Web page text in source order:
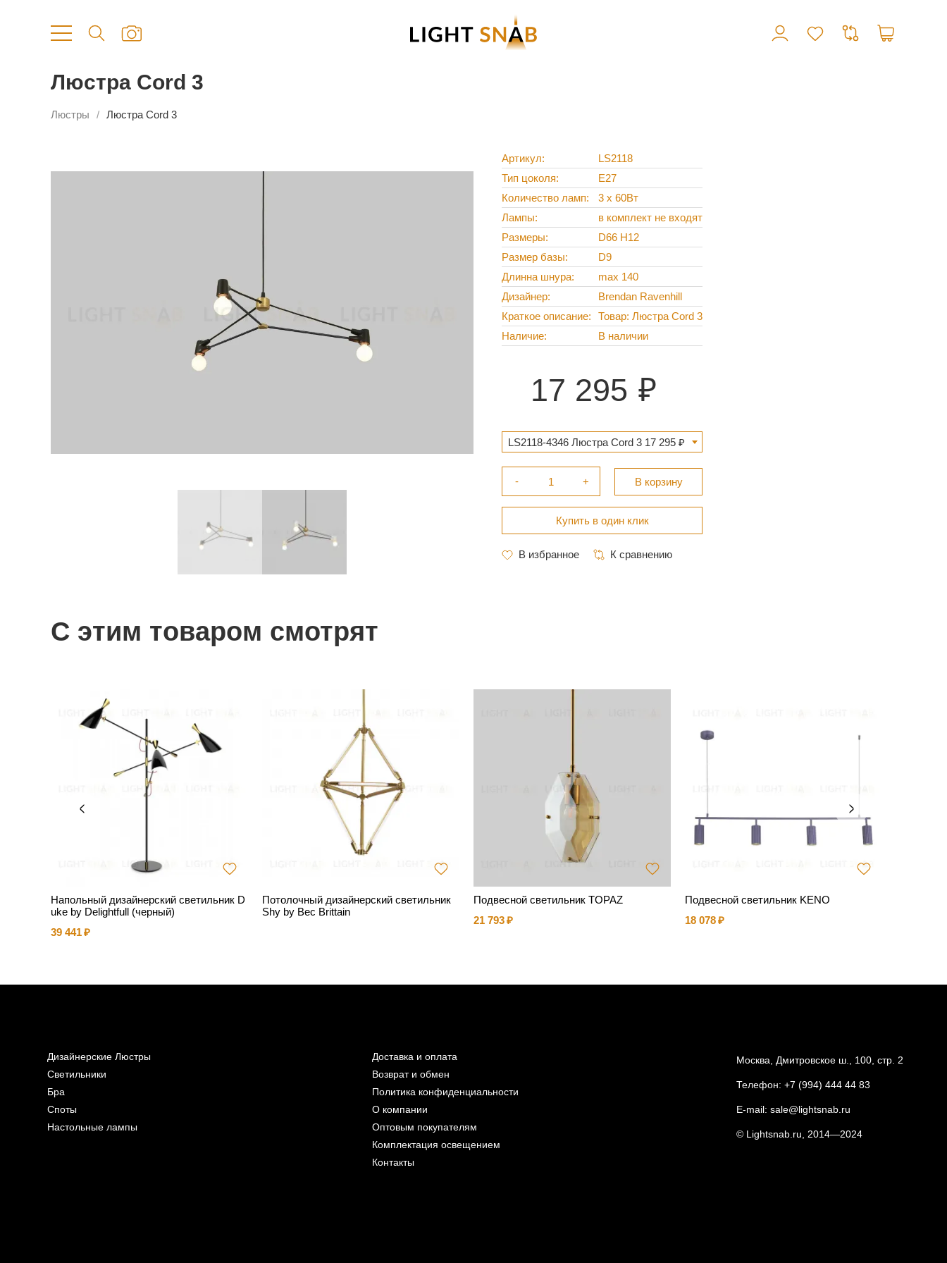
Люстра Cord 3
Люстры Люстра Cord 3
Артикул
LS2118
Тип цоколя
E27
Количество ламп
3 x 60Вт
Лампы
в комплект не входят
Размеры
D66 H12
Размер базы
D9
Длинна шнура
max 140
Дизайнер
Brendan Ravenhill
Краткое описание
Товар: Люстра Cord 3
Наличие
В наличии
17 295
LS2118-4346 Люстра Cord 3 17 295 ₽
С этим товаром смотрят
Напольный дизайнерский светильник D
uke by Delightfull (черный)
39 441
Потолочный дизайнерский светильник
Shy by Bec Brittain
Подвесной светильник TOPAZ
21 793
Подвесной светильник KENO
18 078
Дизайнерские Люстры
Светильники
Бра
Споты
Настольные лампы
Доставка и оплата
Возврат и обмен
Политика конфиденциальности
О компании
Оптовым покупателям
Комплектация освещением
Контакты
Москва, Дмитровское ш., 100, стр. 2
Телефон: +7 (994) 444 44 83
E-mail: sale@lightsnab.ru
© Lightsnab.ru, 2014—2024